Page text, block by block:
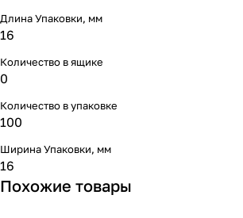
Длина Упаковки, мм
16
Количество в ящике
0
Количество в упаковке
100
Ширина Упаковки, мм
16
Похожие товары